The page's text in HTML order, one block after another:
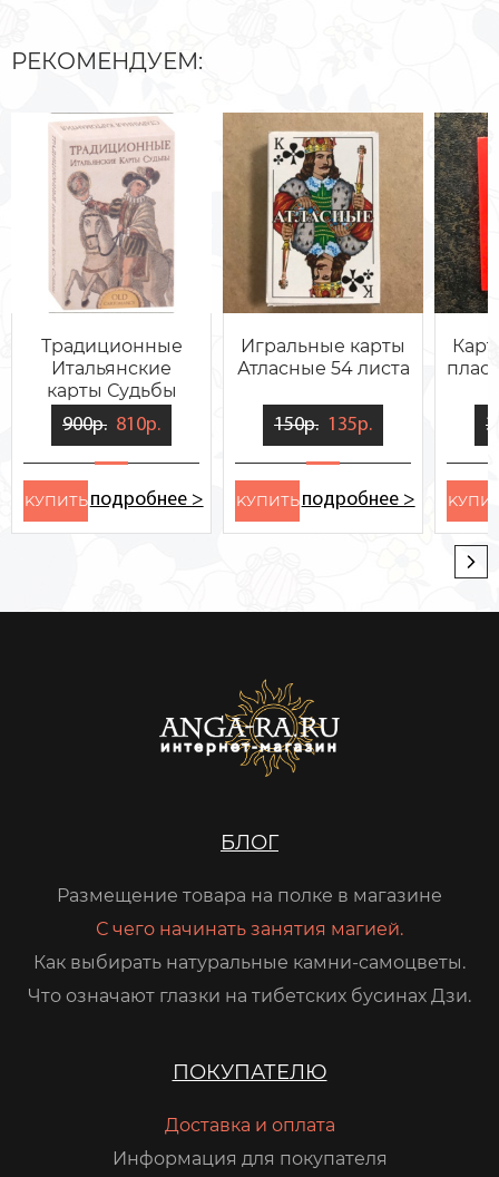
РЕКОМЕНДУЕМ:
Традиционные
Итальянские
карты Судьбы
900р. 810р.
KУПИТЬ подробнее >
Игральные карты
Атласные 54 листа
150р. 135р.
KУПИТЬ подробнее >
БЛОГ
Размещение товара на полке в магазине
С чего начинать занятия магией.
Как выбирать натуральные камни-самоцветы.
Что означают глазки на тибетских бусинах Дзи.
ПОКУПАТЕЛЮ
Доставка и оплата
Информация для покупателя